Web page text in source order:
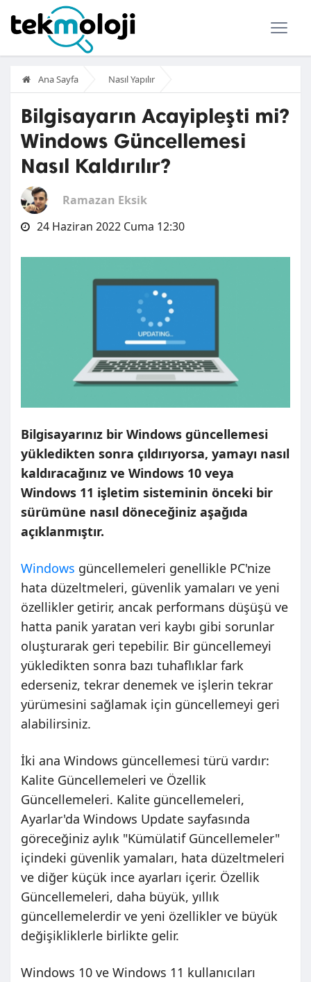
Ana Sayfa Nasıl Yapılır
Bilgisayarın Acayipleşti mi?
Windows Güncellemesi
Nasıl Kaldırılır?
Ramazan Eksik
24 Haziran 2022 Cuma 12:30
Bilgisayarınız bir Windows güncellemesi
yükledikten sonra çıldırıyorsa, yamayı nasıl
kaldıracağınız ve Windows 10 veya
Windows 11 işletim sisteminin önceki bir
sürümüne nasıl döneceğiniz aşağıda
açıklanmıştır.
Windows güncellemeleri genellikle PC'nize
hata düzeltmeleri, güvenlik yamaları ve yeni
özellikler getirir, ancak performans düşüşü ve
hatta panik yaratan veri kaybı gibi sorunlar
oluşturarak geri tepebilir. Bir güncellemeyi
yükledikten sonra bazı tuhaflıklar fark
ederseniz, tekrar denemek ve işlerin tekrar
yürümesini sağlamak için güncellemeyi geri
alabilirsiniz.
İki ana Windows güncellemesi türü vardır:
Kalite Güncellemeleri ve Özellik
Güncellemeleri. Kalite güncellemeleri,
Ayarlar'da Windows Update sayfasında
göreceğiniz aylık "Kümülatif Güncellemeler"
içindeki güvenlik yamaları, hata düzeltmeleri
ve diğer küçük ince ayarları içerir. Özellik
Güncellemeleri, daha büyük, yıllık
güncellemelerdir ve yeni özellikler ve büyük
değişikliklerle birlikte gelir.
Windows 10 ve Windows 11 kullanıcıları